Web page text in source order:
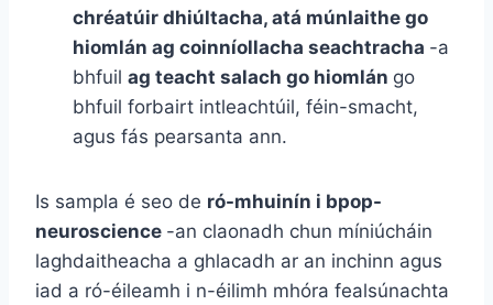
chréatúir dhiúltacha, atá múnlaithe go
hiomlán ag coinníollacha seachtracha -a
bhfuil ag teacht salach go hiomlán go
bhfuil forbairt intleachtúil, féin-smacht,
agus fás pearsanta ann.
Is sampla é seo de ró-mhuinín i bpop-
neuroscience -an claonadh chun míniúcháin
laghdaitheacha a ghlacadh ar an inchinn agus
iad a ró-éileamh i n-éilimh mhóra fealsúnachta